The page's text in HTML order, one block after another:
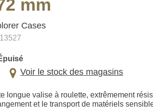
mm
Cases
Voir le stock des magasins
longue valise à roulette, extrêmement
et le transport de matériels